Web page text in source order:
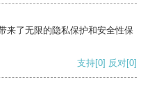
来了无限的隐私保护和安全性保
支持[0] 反对[0]